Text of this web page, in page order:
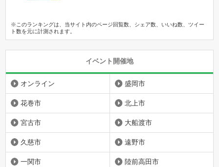
※このランキングは、当サイト内のページ回覧数、シェア数、いいね数、ツイー
ト数を元に計測されます。
イベント開催地
オンライン 盛岡市
花巻市 北上市
宮古市 大船渡市
久慈市 遠野市
一関市 陸前高田市